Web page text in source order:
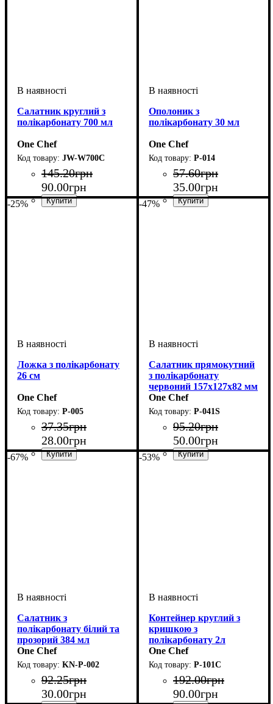
Салатник круглий з
полікарбонату 700 мл
One Chef
JW-W700C
145.20грн
90.00грн
Ополоник з
полікарбонату 30 мл
One Chef
P-014
57.60грн
35.00грн
-25%
Ложка з полікарбонату
26 см
One Chef
P-005
37.35грн
28.00грн
-47%
Салатник прямокутний
з полікарбонату
червоний 157х127х82 мм
One Chef
P-041S
95.20грн
50.00грн
-67%
Салатник з
полікарбонату білий та
прозорий 384 мл
One Chef
KN-P-002
92.25грн
30.00грн
-53%
Контейнер круглий з
кришкою з
полікарбонату 2л
One Chef
P-101C
192.00грн
90.00грн